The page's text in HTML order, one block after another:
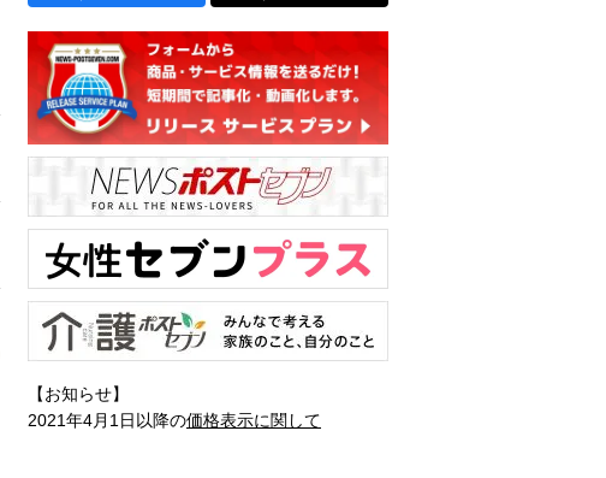
【お知らせ】
2021年4月1日以降の価格表示に関して